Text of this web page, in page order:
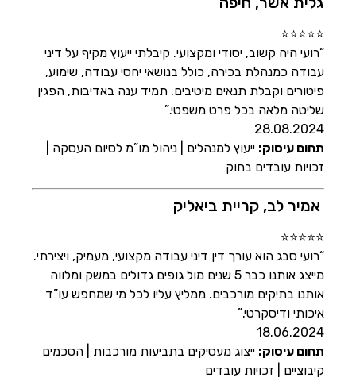
⭐⭐⭐⭐⭐
“רועי היה קשוב, יסודי ומקצועי. קיבלתי ייעוץ מקיף על דיני
עבודה כמנהלת בכירה, כולל בנושאי יחסי עבודה, שימוע,
פיטורים וקבלת תנאים מיטיבים. תמיד ענה באדיבות, הפגין
שליטה מלאה בכל פרט משפטי.”
28.08.2024
תחום עיסוק: ייעוץ למנהלים | ניהול מו”מ לסיום העסקה |
זכויות עובדים בחוק
אמיר לב, קריית ביאליק
⭐⭐⭐⭐⭐
“רועי סבג הוא עורך דין דיני עבודה מקצועי, מעמיק, ויצירתי.
מייצג אותנו כבר 5 שנים מול גופים גדולים במשק ומלווה
אותנו בתיקים מורכבים. ממליץ עליו לכל מי שמחפש עו”ד
איכותי ודיסקרטי.”
18.06.2024
תחום עיסוק: ייצוג מעסיקים בתביעות מורכבות | הסכמים
קיבוציים | זכויות עובדים